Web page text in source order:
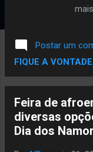
Postar um
FIQUE A
Feira de
diversas
Dia dos